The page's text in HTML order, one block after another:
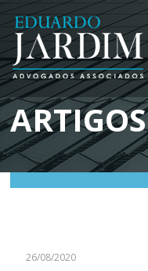
ARTIGOS
26/08/2020